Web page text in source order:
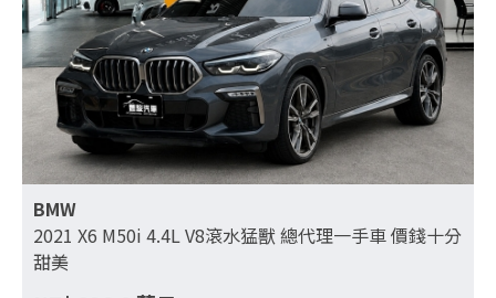
BMW
2021 X6 M50i 4.4L V8滾水猛獸 總代理一手車 價錢十分
甜美